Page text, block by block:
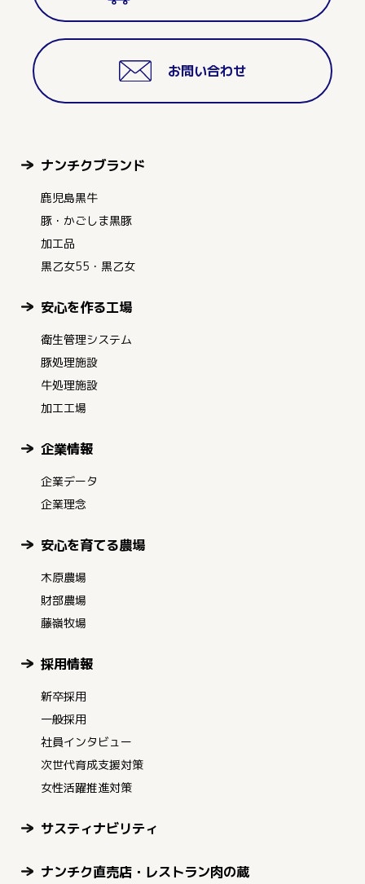
お問い合わせ
ナンチクブランド
鹿児島黒牛
豚・かごしま黒豚
加工品
黒乙女55・黒乙女
安心を作る工場
衛生管理システム
豚処理施設
牛処理施設
加工工場
企業情報
企業データ
企業理念
安心を育てる農場
木原農場
財部農場
藤嶺牧場
採用情報
新卒採用
一般採用
社員インタビュー
次世代育成支援対策
女性活躍推進対策
サスティナビリティ
ナンチク直売店・レストラン肉の蔵